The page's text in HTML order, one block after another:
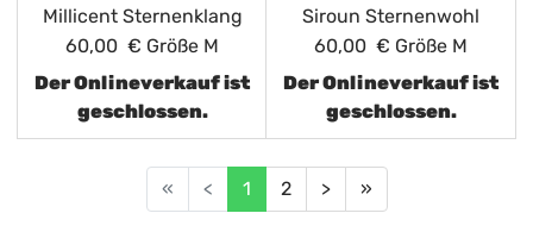
Millicent Sternenklang
60,00 € Größe M
Der Onlineverkauf ist
geschlossen.
Siroun Sternenwohl
60,00 € Größe M
Der Onlineverkauf ist
geschlossen.
« < 1 2 > »